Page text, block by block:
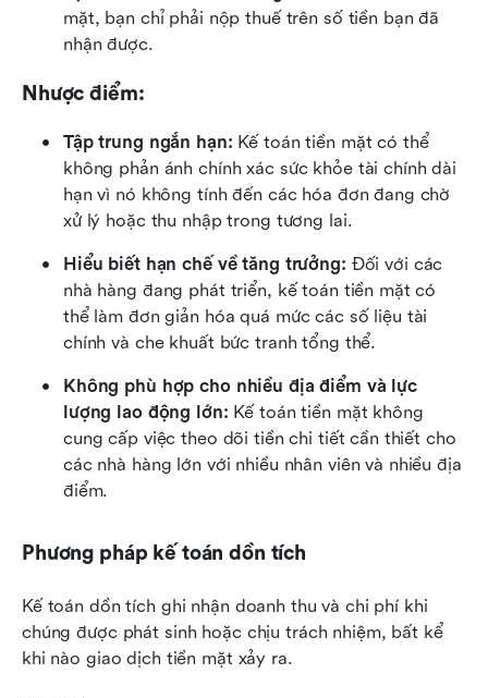
mặt, bạn chỉ phải nộp thuế trên số tiền bạn đã
nhận được.
Nhược điểm:
Tập trung ngắn hạn: Kế toán tiền mặt có thể
không phản ánh chính xác sức khỏe tài chính dài
hạn vì nó không tính đến các hóa đơn đang chờ
xử lý hoặc thu nhập trong tương lai.
Hiểu biết hạn chế về tăng trưởng: Đối với các
nhà hàng đang phát triển, kế toán tiền mặt có
thể làm đơn giản hóa quá mức các số liệu tài
chính và che khuất bức tranh tổng thể.
Không phù hợp cho nhiều địa điểm và lực
lượng lao động lớn: Kế toán tiền mặt không
cung cấp việc theo dõi tiền chi tiết cần thiết cho
các nhà hàng lớn với nhiều nhân viên và nhiều địa
điểm.
Phương pháp kế toán dồn tích
Kế toán dồn tích ghi nhận doanh thu và chi phí khi
chúng được phát sinh hoặc chịu trách nhiệm, bất kể
khi nào giao dịch tiền mặt xảy ra.